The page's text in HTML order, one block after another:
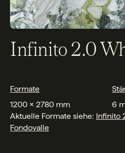
Infinito 2.0
Formate
1200 x 2780 mm
6
Aktuelle Formate siehe: Infinito
Fondovalle